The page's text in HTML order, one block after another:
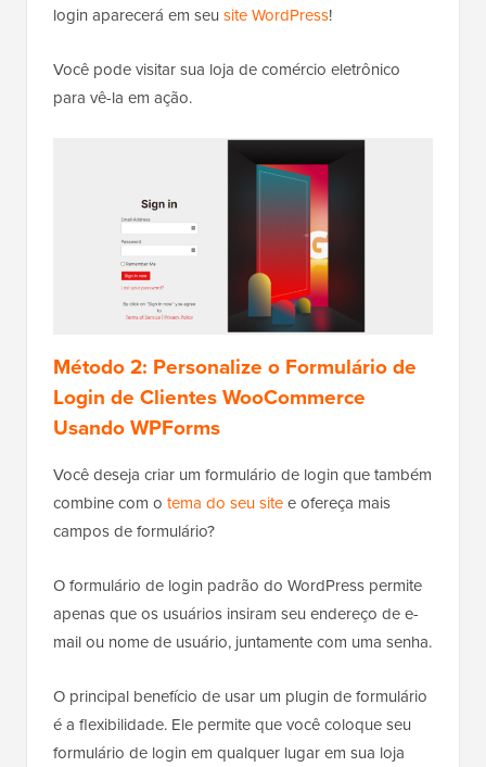
login aparecerá em seu site WordPress!
Você pode visitar sua loja de comércio eletrônico
para vê-la em ação.
Método 2: Personalize o Formulário de
Login de Clientes WooCommerce
Usando WPForms
Você deseja criar um formulário de login que também
combine com o tema do seu sitee ofereça mais
campos de formulário?
O formulário de login padrão do WordPress permite
apenas que os usuários insiram seu endereço de e-
mail ou nome de usuário, juntamente com uma senha.
O principal benefício de usar um plugin de formulário
é a flexibilidade. Ele permite que você coloque seu
formulário de login em qualquer lugar em sua loja